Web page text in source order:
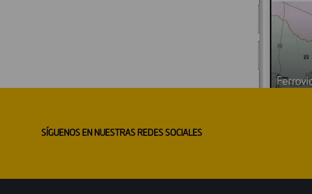
SÍGUENOS EN NUESTRAS REDES SOCIALES